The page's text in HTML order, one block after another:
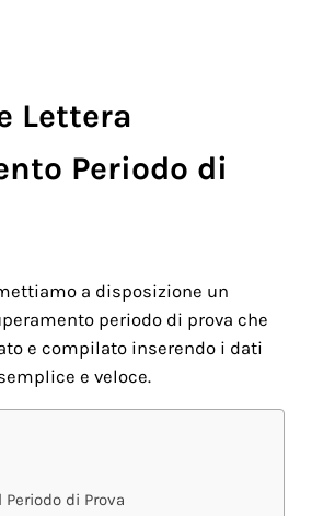
Lettera
Periodo di
a disposizione un
periodo di prova che
e compilato inserendo i dati
e veloce.
di Prova